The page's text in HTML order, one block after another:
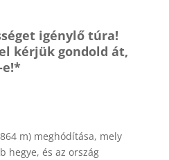
igénylő túra!
kérjük gondold át,
e!*
m) meghódítása, mely
hegye, és az ország